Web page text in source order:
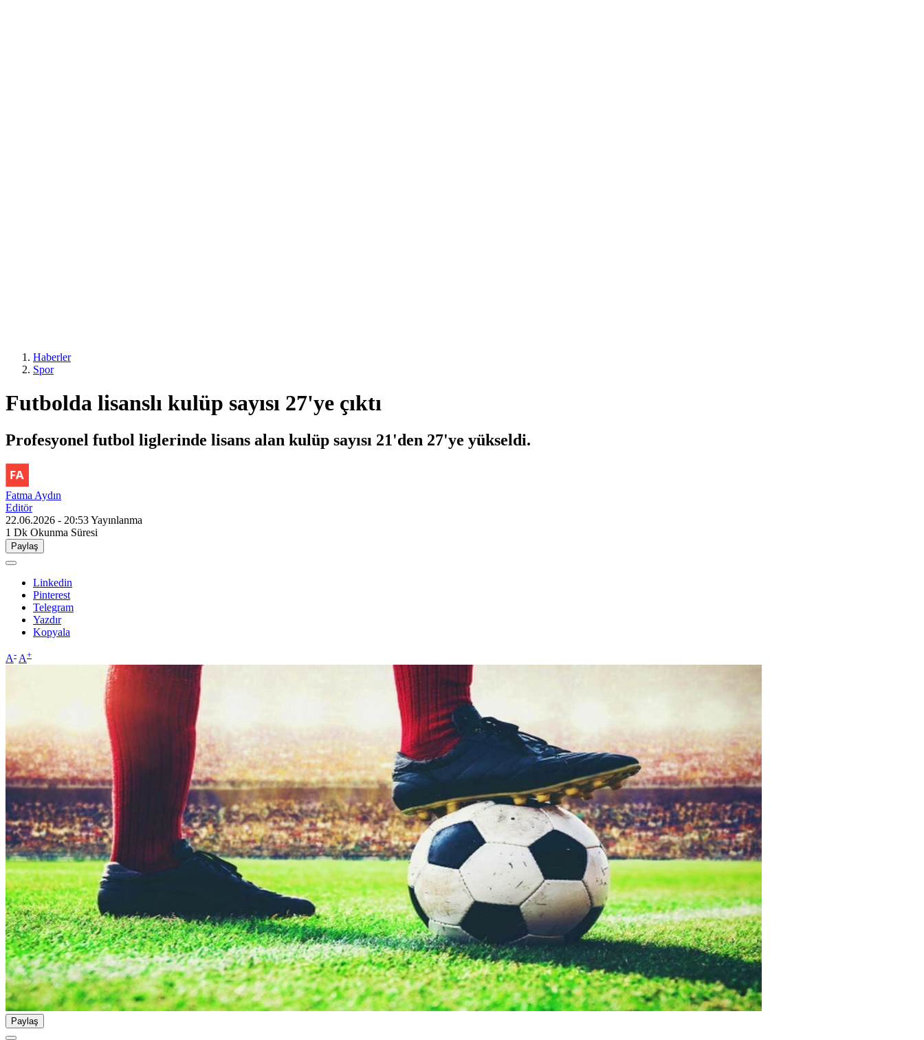
Haberler
Spor
Futbolda lisanslı kulüp sayısı 27'ye çıktı
Profesyonel futbol liglerinde lisans alan kulüp sayısı 21'den 27'ye yükseldi.
Fatma Aydın
Editör
22.06.2026 - 20:53Yayınlanma
1 Dk Okunma Süresi
Paylaş
Linkedin
Pinterest
Telegram
Yazdır
Kopyala
A- A+
Paylaş